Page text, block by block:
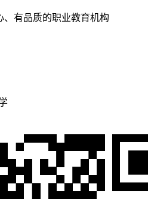
有品质的职业教育机构